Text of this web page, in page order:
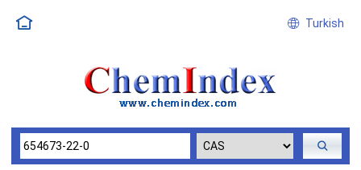
Turkish